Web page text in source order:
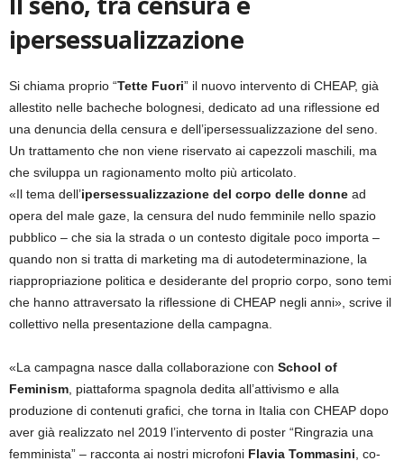
ipersessualizzazione
Si chiama proprio “Tette Fuori” il nuovo intervento di CHEAP, già
allestito nelle bacheche bolognesi, dedicato ad una riflessione ed
una denuncia della censura e dell’ipersessualizzazione del seno.
Un trattamento che non viene riservato ai capezzoli maschili, ma
che sviluppa un ragionamento molto più articolato.
«Il tema dell’ipersessualizzazione del corpo delle donne ad
opera del male gaze, la censura del nudo femminile nello spazio
pubblico – che sia la strada o un contesto digitale poco importa –
quando non si tratta di marketing ma di autodeterminazione, la
riappropriazione politica e desiderante del proprio corpo, sono temi
che hanno attraversato la riflessione di CHEAP negli anni», scrive il
collettivo nella presentazione della campagna.
«La campagna nasce dalla collaborazione con School of
Feminism, piattaforma spagnola dedita all’attivismo e alla
produzione di contenuti grafici, che torna in Italia con CHEAP dopo
aver già realizzato nel 2019 l’intervento di poster “Ringrazia una
femminista” – racconta ai nostri microfoni Flavia Tommasini, co-